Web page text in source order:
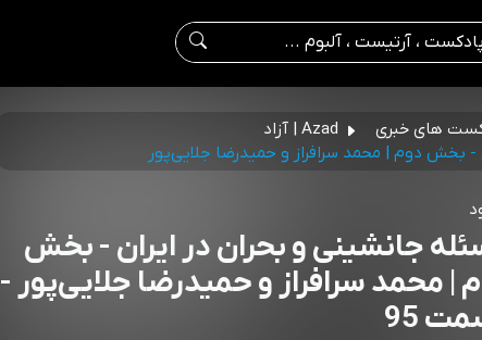
های خبری
Azad | آزاد
- بخش دوم |‌ محمد سرافراز و حمیدرضا جلایی‌پور
جانشینی و بحران در ایران - بخش
|‌ محمد سرافراز و حمیدرضا جلایی‌پور -
95